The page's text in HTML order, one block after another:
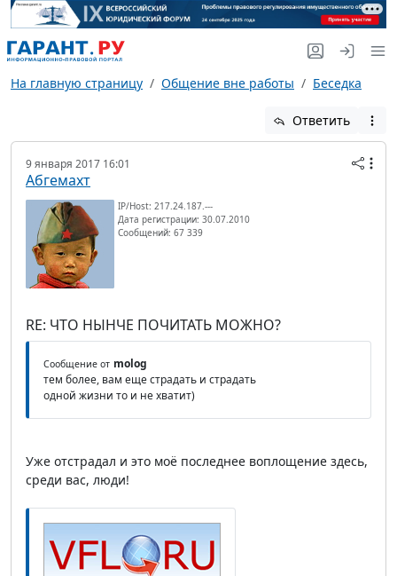
На главную страницу Общение вне работы Беседка
Ответить
9 января 2017 16:01
Абгемахт
IP/Host: 217.24.187.---
Дата регистрации: 30.07.2010
Сообщений: 67 339
RE: ЧТО НЫНЧЕ ПОЧИТАТЬ МОЖНО?
Сообщение от molog
тем более, вам еще страдать и страдать
одной жизни то и не хватит)
Уже отстрадал и это моё последнее воплощение здесь,
среди вас, люди!